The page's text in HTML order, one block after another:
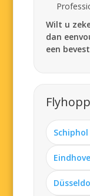
Wilt u
dan
een